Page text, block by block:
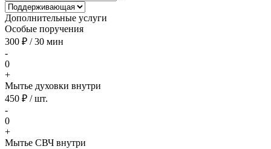
Дополнительные услуги
Особые поручения
300 ₽ / 30 мин
-
0
+
Мытье духовки внутри
450 ₽ / шт.
-
0
+
Мытье СВЧ внутри